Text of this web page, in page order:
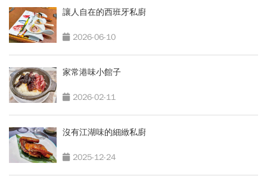
讓人自在的西班牙私廚
2026-06-10
家常港味小館子
2026-02-11
沒有江湖味的細緻私廚
2025-12-24